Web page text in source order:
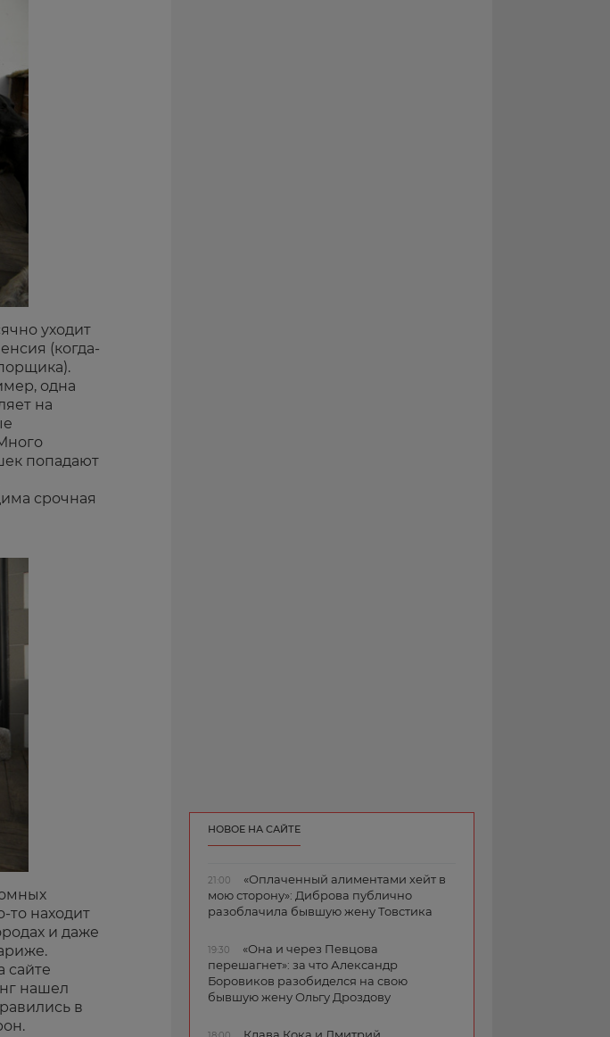
уходит
(когда-
одна
на
попадают
срочная
то находит
и даже
сайте
нашел
в
НОВОЕ НА САЙТЕ
21:00
«Оплаченный алиментами хейт в
мою сторону»: Диброва публично
разоблачила бывшую жену Товстика
19:30
«Она и через Певцова
перешагнет»: за что Александр
Боровиков разобиделся на свою
бывшую жену Ольгу Дроздову